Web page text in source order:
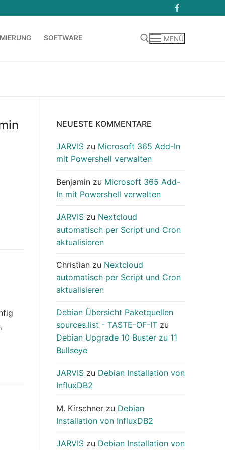
SOFTWARE MENÜ
NEUESTE KOMMENTARE
JARVIS zu Microsoft 365 Add-In
mit Powershell verwalten
Benjamin zu Microsoft 365 Add-
In mit Powershell verwalten
JARVIS zu Nextcloud
automatisch per Script und Cron
aktualisieren
Christian zu Nextcloud
automatisch per Script und Cron
aktualisieren
Debian Übersicht Paketquellen
sources.list - TASTE-OF-IT zu
Debian Upgrade 10 Buster zu 11
Bullseye
JARVIS zu Debian Installation von
InfluxDB2
M. Kirschner zu Debian
Installation von InfluxDB2
JARVIS zu Debian Installation von